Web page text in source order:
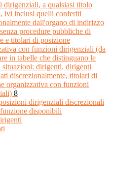
dirigenziali, a qualsiasi titolo
ivi inclusi quelli conferiti
dall'organo di indirizzo
procedure pubbliche di
e titolari di posizione
con funzioni dirigenziali (da
in tabelle che distinguano le
situazioni: dirigenti, dirigenti
discrezionalmente, titolari di
organizzativa con funzioni
8
dirigenziali discrezionali
disponibili